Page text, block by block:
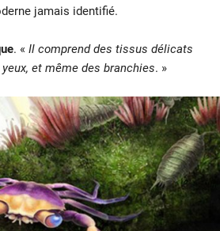
jamais identifié.
. « Il comprend des tissus délicats
et même des branchies. »